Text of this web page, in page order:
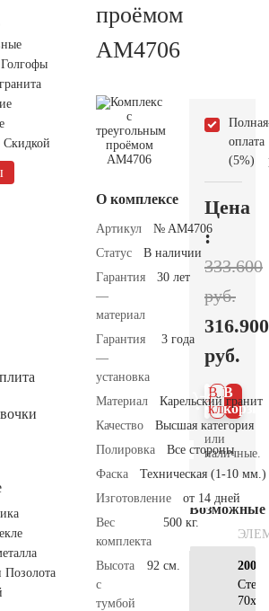
Скидкой
Позолота
проёмом
AM4706
О комплексе
Артикул
№ AM4706
Статус
В наличии
Гарантия
—
материал
30 лет
Гарантия
—
установка
3 года
Материал
Карельский гранит
Качество
Высшая категория
Полировка
Все стороны
Фаска
Техническая (1-10 мм.)
Изготовление
от 14 дней
Вес
комплекта
500 кг.
Высота
с
тумбой
92 см.
Полная
оплата
(5%)
Цена
:
333.600
руб.
316.900
руб.
В
В 1
клик
или
наличные.
Возможные